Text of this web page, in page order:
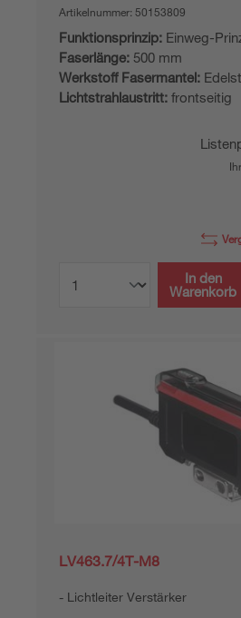
Artikelnummer: 50153809
Funktionsprinzip: Einweg-
Faserlänge: 500 mm
Werkstoff Fasermantel:
Lichtstrahlaustritt: frontseitig
In den
Warenkorb
LV463.7/4T-M8
Lichtleiter Verstärker